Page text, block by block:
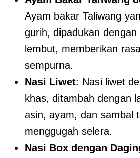
Ayam bakar Taliwang
gurih, dipadukan
lembut, memberikan
sempurna.
Nasi Liwet: Nasi liwet
khas, ditambah dengan
asin, ayam, dan sambal
menggugah selera.
Nasi Box dengan